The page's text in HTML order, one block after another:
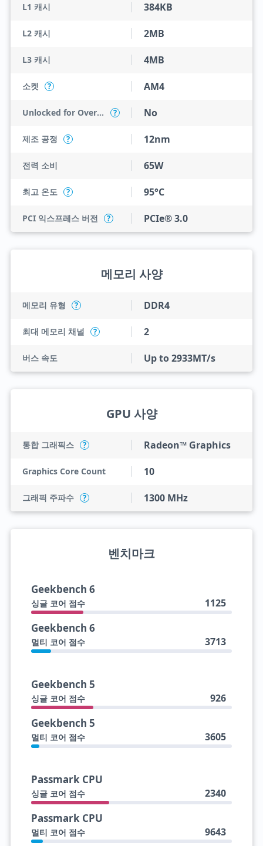
L1 캐시 384KB
L2 캐시 2MB
L3 캐시 4MB
소켓 ? AM4
Unlocked for Overclocking ? No
제조 공정 ? 12nm
전력 소비 65W
최고 온도 ? 95°C
PCI 익스프레스 버전 ? PCIe® 3.0
메모리 사양
메모리 유형 ? DDR4
최대 메모리 채널 ? 2
버스 속도 Up to 2933MT/s
GPU 사양
통합 그래픽스 ? Radeon™ Graphics
Graphics Core Count 10
그래픽 주파수 ? 1300 MHz
벤치마크
Geekbench 6
싱글 코어 점수 1125
Geekbench 6
멀티 코어 점수 3713
Geekbench 5
싱글 코어 점수 926
Geekbench 5
멀티 코어 점수 3605
Passmark CPU
싱글 코어 점수 2340
Passmark CPU
멀티 코어 점수 9643